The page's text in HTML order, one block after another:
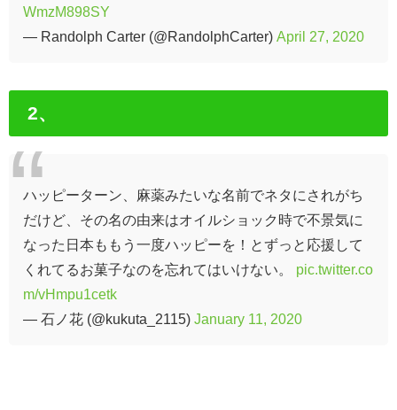
WmzM898SY
— Randolph Carter (@RandolphCarter) April 27, 2020
2、
ハッピーターン、麻薬みたいな名前でネタにされがち
だけど、その名の由来はオイルショック時で不景気に
なった日本ももう一度ハッピーを！とずっと応援して
くれてるお菓子なのを忘れてはいけない。 pic.twitter.co
m/vHmpu1cetk
— 石ノ花 (@kukuta_2115) January 11, 2020